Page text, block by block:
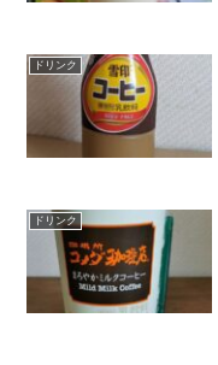
ドリンク
ドリンク